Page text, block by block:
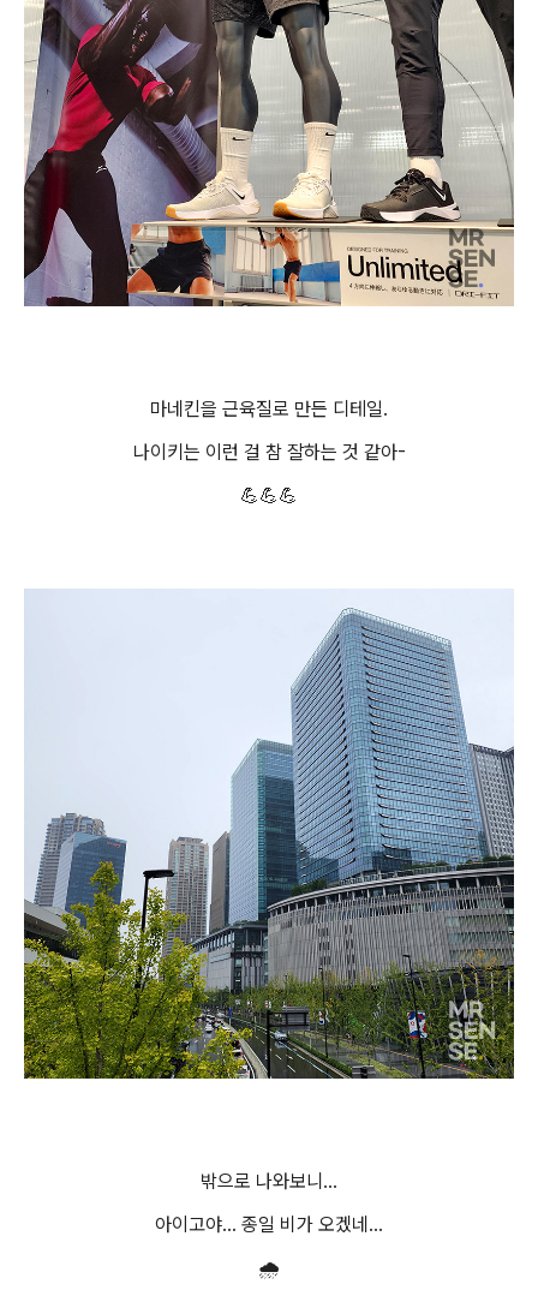
마네킨을 근육질로 만든 디테일.
나이키는 이런 걸 참 잘하는 것 같아-
💪💪💪
밖으로 나와보니...
아이고야... 종일 비가 오겠네...
🌧️